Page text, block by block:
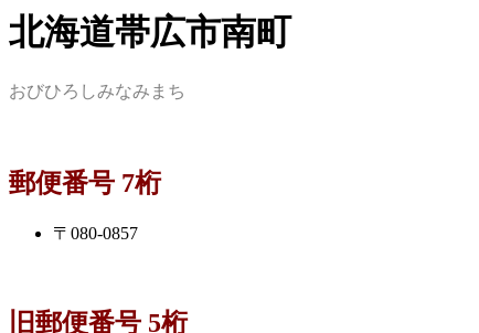
北海道帯広市南町
おびひろしみなみまち
郵便番号 7桁
〒080-0857
旧郵便番号 5桁